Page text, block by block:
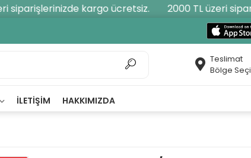
siparişlerinizde kargo ücretsiz. 2000 TL üzeri
Teslimat
Bölge
İLETIŞIM HAKKIMIZDA